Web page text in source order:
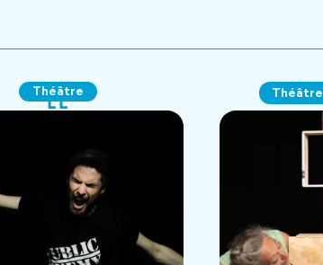
Théâtre Théâtre